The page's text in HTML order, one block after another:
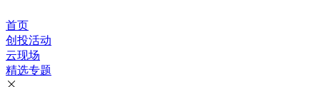
首页
创投活动
云现场
精选专题